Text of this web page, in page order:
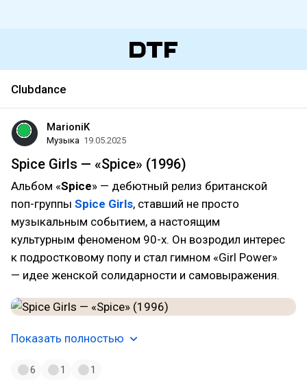
Clubdance
MarioniK
Музыка 19.05.2025
Spice Girls — «Spice» (1996)
Альбом «Spice» — дебютный релиз британской
поп-группы Spice Girls, ставший не просто
музыкальным событием, а настоящим
культурным феноменом 90-х. Он возродил интерес
к подростковому попу и стал гимном «Girl Power»
— идее женской солидарности и самовыражения.
Показать полностью
6 1 1